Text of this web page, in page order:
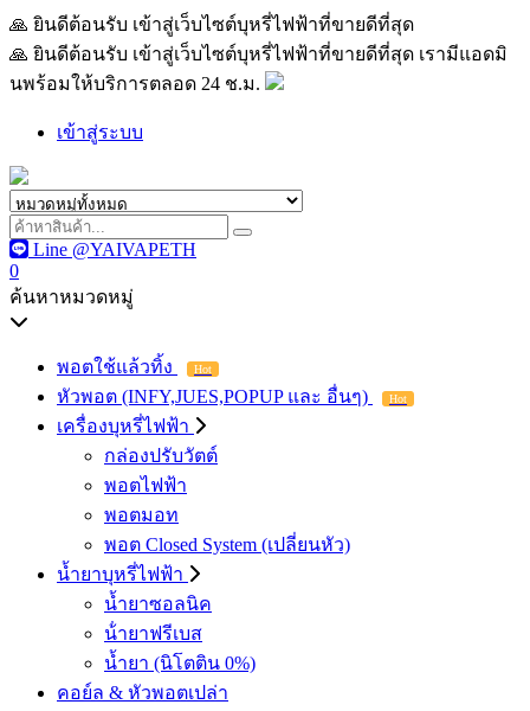
🙏 ยินดีต้อนรับ เข้าสู่เว็บไซต์บุหรี่ไฟฟ้าที่ขายดีที่สุด เรามีแอดมิน
🙏 ยินดีต้อนรับ เข้าสู่เว็บไซต์บุหรี่ไฟฟ้าที่ขายดีที่สุด เรามีแอดมิ
นพร้อมให้บริการตลอด 24 ช.ม.
เข้าสู่ระบบ
Line @YAIVAPETH
0
ค้นหาหมวดหมู่
พอตใช้แล้วทิ้ง Hot
หัวพอต (INFY,JUES,POPUP และ อื่นๆ) Hot
เครื่องบุหรี่ไฟฟ้า
กล่องปรับวัตต์
พอตไฟฟ้า
พอตมอท
พอต Closed System (เปลี่ยนหัว)
น้ำยาบุหรี่ไฟฟ้า
น้ำยาซอลนิค
น้ํายาฟรีเบส
น้ำยา (นิโตติน 0%)
คอย์ล & หัวพอตเปล่า